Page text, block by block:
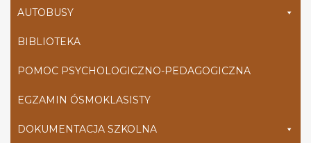
AUTOBUSY
BIBLIOTEKA
POMOC PSYCHOLOGICZNO-PEDAGOGICZNA
EGZAMIN ÓSMOKLASISTY
DOKUMENTACJA SZKOLNA